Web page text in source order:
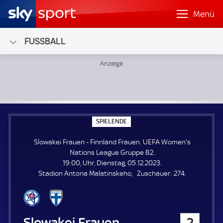
Menü
FUSSBALL
SPIELENDE
P
E
E
N
E
Slowakei Frauen - Finnland Frauen. UEFA Women's
Nations League Gruppe B2.
19:00, Uhr, Dienstag, 05.12.2023.
Stadion Antona Malatinskeho
Zuschauer: Z
274.